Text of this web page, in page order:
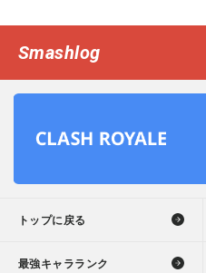
Smashlog
トップに戻る
最強キャラランク